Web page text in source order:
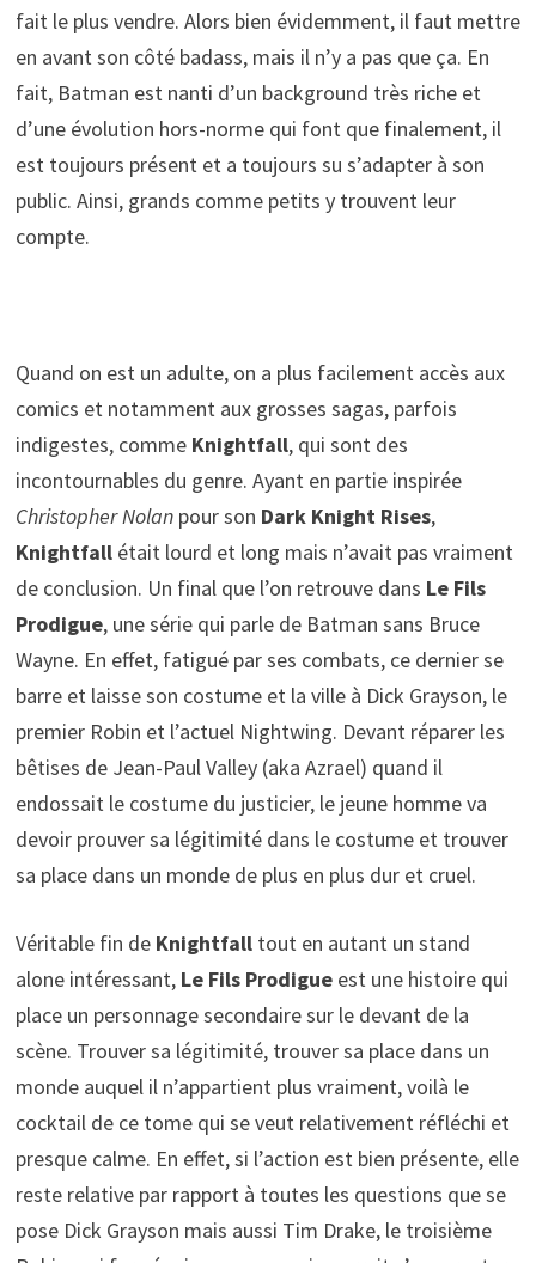
fait le plus vendre. Alors bien évidemment, il faut mettre
en avant son côté badass, mais il n’y a pas que ça. En
fait, Batman est nanti d’un background très riche et
d’une évolution hors-norme qui font que finalement, il
est toujours présent et a toujours su s’adapter à son
public. Ainsi, grands comme petits y trouvent leur
compte.
Quand on est un adulte, on a plus facilement accès aux
comics et notamment aux grosses sagas, parfois
indigestes, comme Knightfall, qui sont des
incontournables du genre. Ayant en partie inspirée
Christopher Nolanpour son Dark Knight Rises,
Knightfall était lourd et long mais n’avait pas vraiment
de conclusion. Un final que l’on retrouve dans Le Fils
Prodigue, une série qui parle de Batman sans Bruce
Wayne. En effet, fatigué par ses combats, ce dernier se
barre et laisse son costume et la ville à Dick Grayson, le
premier Robin et l’actuel Nightwing. Devant réparer les
bêtises de Jean-Paul Valley (aka Azrael) quand il
endossait le costume du justicier, le jeune homme va
devoir prouver sa légitimité dans le costume et trouver
sa place dans un monde de plus en plus dur et cruel.
Véritable fin de Knightfall tout en autant un stand
alone intéressant, Le Fils Prodigueest une histoire qui
place un personnage secondaire sur le devant de la
scène. Trouver sa légitimité, trouver sa place dans un
monde auquel il n’appartient plus vraiment, voilà le
cocktail de ce tome qui se veut relativement réfléchi et
presque calme. En effet, si l’action est bien présente, elle
reste relative par rapport à toutes les questions que se
pose Dick Grayson mais aussi Tim Drake, le troisième